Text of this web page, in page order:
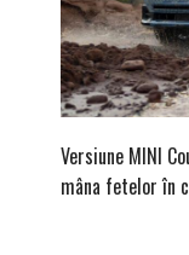
Versiune MINI
mâna fetelor în